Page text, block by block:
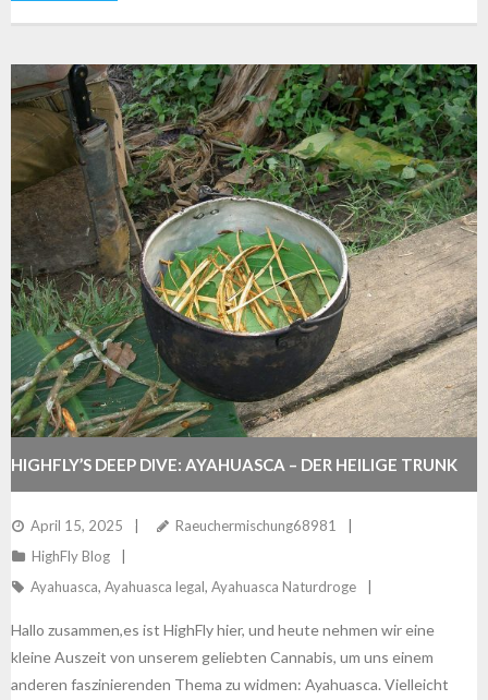
HIGHFLY’S DEEP DIVE: AYAHUASCA – DER HEILIGE TRUNK
AUS DEM AMAZONAS
April 15, 2025
Raeuchermischung68981
HighFly Blog
Ayahuasca, Ayahuasca legal, Ayahuasca Naturdroge
Hallo zusammen,es ist HighFly hier, und heute nehmen wir eine
kleine Auszeit von unserem geliebten Cannabis, um uns einem
anderen faszinierenden Thema zu widmen: Ayahuasca. Vielleicht